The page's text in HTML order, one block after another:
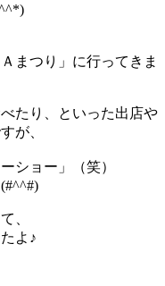
まつり」に行ってきま
たり、といった出店や
が、
ショー」（笑）
、
よ♪